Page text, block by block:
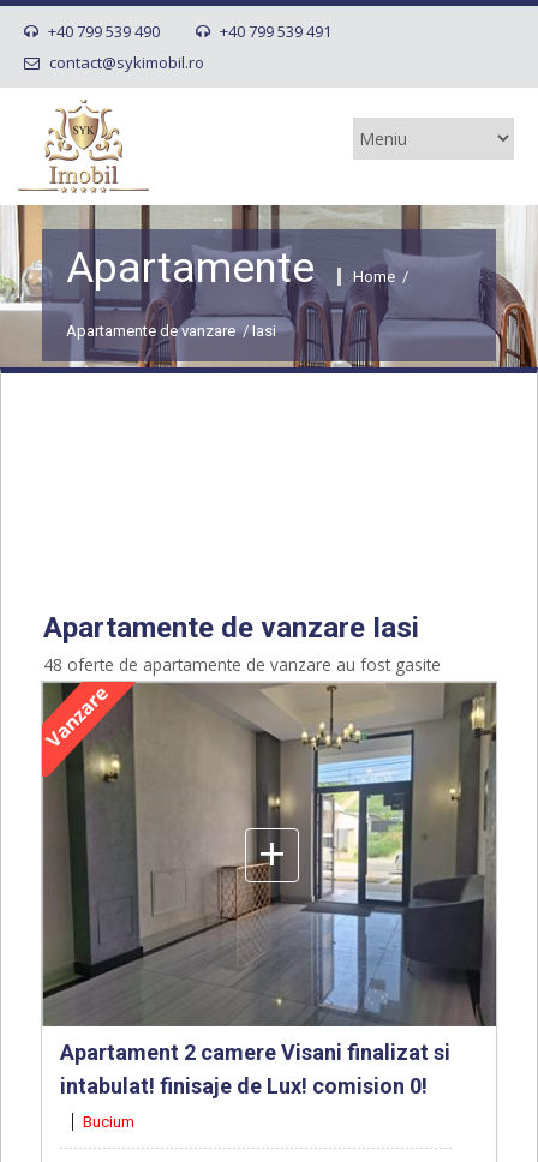
+40 799 539 490
+40 799 539 491
contact@sykimobil.ro
Apartamente Home /
Apartamente de vanzare /Iasi
Apartamente de vanzare Iasi
48 oferte de apartamente de vanzare au fost gasite
+
Apartament 2 camere Visani finalizat si
intabulat! finisaje de Lux! comision 0!
Bucium